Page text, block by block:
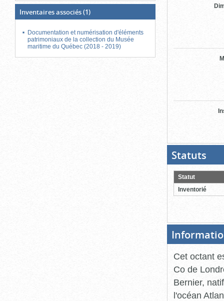
Inventaires associés(1)
Documentation et numérisation d'éléments
patrimoniaux de la collection du Musée
maritime du Québec (2018 - 2019)
Statuts
pour
Statut
Inventorié
Cet octant
Co de
Bernier,
l'océan